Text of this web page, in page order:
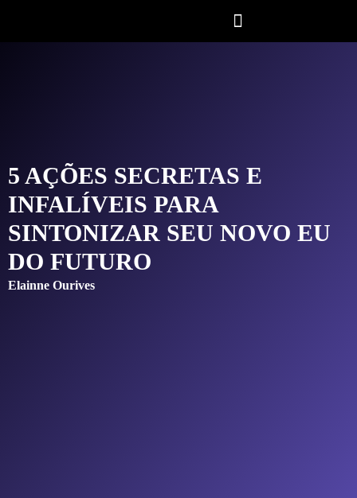
5 AÇÕES SECRETAS E
INFALÍVEIS PARA
SINTONIZAR SEU NOVO EU
DO FUTURO
Elainne Ourives